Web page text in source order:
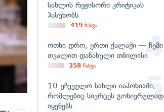
სახლის რეჟისორი კრიტიკას
პასუხობს
419 ნახვა
ოთხი დრო, ერთი ქალაქი — ჩემი
თვალით დანახული თბილისი
358 ნახვა
10 უჩვეულო სახლი იაპონიაში,
რომლებიც სივრცეს გონივრულად
იყენებს